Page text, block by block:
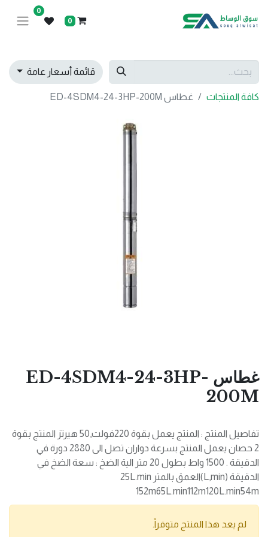
0
0
قائمة أسعار عامة
كافة المنتجات غطاس ED-4SDM4-24-3HP-200M
غطاس ED-4SDM4-24-3HP-
200M
تفاصيل المنتج : المنتج يعمل بقوة 220فولت,50 هيرتز المنتج بقوة
2 حصان يعمل المنتج بسرعة دواران تصل الى 2880 دورة في
الدقيقة . 1500 واط بطول 20 متر الية الضخ : سعة الضخ في
الدقيقة (L,min)العمق بالمتر 25L.min
152m65L.min112m120L.min54m
لم يعد هذا المنتج متوفراً.